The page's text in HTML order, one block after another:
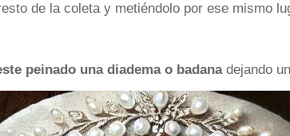
de la coleta y metiéndolo por ese mismo
peinado una diadema o badanadejando